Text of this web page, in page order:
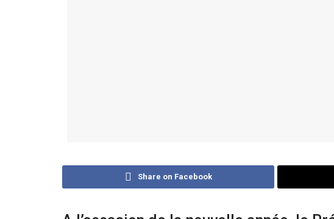
Share on Facebook